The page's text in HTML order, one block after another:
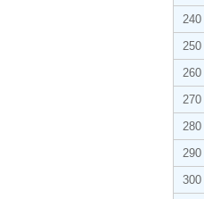
240
250
260
270
280
290
300